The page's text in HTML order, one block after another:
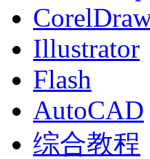
Illustrator
Flash
AutoCAD
综合教程